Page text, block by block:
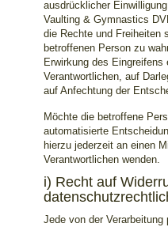
ausdrücklicher
Vaulting & Gymnastics
die Rechte und Freiheiten
betroffenen Person zu
Erwirkung des
Verantwortlichen, auf
auf Anfechtung der
Möchte die betroffene
automatisierte
hierzu jederzeit an einen
Verantwortlichen wenden.
i) Recht auf
Jede von der Verarbeitung